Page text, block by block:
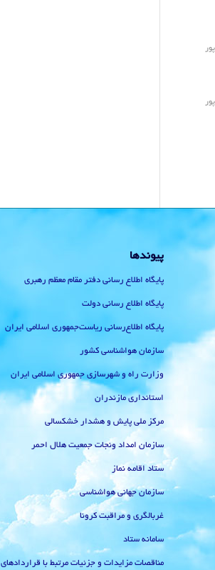
پیوندها
پایگاه اطلاع رسانی دفتر مقام معظم رهبری
پایگاه اطلاع رسانی دولت
پایگاه اطلاع‌رسانی ریاست‌جمهوری اسلامی ایران
سازمان هواشناسی کشور
وزارت راه و شهرسازی جمهوری اسلامی ایران
استانداری مازندران
مرکز ملی پایش و هشدار خشکسالی
سازمان امداد ونجات جمعیت هلال احمر
ستاد اقامه نماز
سازمان جهانی هواشناسی
غربالگری و مراقبت کرونا
سامانه ستاد
مناقصات مزایدات و جزئیات مرتبط با قراردادهای